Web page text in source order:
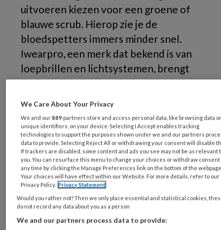
uitvoeren kiezen voor een groene of
blauwe scrub. Hierop zie je de
bloedspetters immers minder snel.
Iwearpro, een merk dat bekend is van
loepbrillen en lichtsystemen, brengt
nu de Italiaanse zorgmodeQuickin hun
Van Italiaanse kleding weten we natuurlijk dat
deze strakker zit en een getailleerdere
We Care About Your Privacy
We and our889 partners store and access personal data, like browsing data
unique identifiers, on your device. Selecting I Accept enables tracking
technologies to support the purposes shown under we and our partners
data to provide. Selecting Reject All or withdrawing your consent will disable
If trackers are disabled, some content and ads you see may not be as relevant
you. You can resurface this menu to change your choices or withdraw consent
any time by clicking the Manage Preferences link on the bottom of the
Your choices will have effect within our Website. For more details, refer to our
Privacy Policy. Privacy Statement
Would you rather not? Then we only place essential and statistical cookies,
do not record any data about you as a person
We and our partners process data to provide: